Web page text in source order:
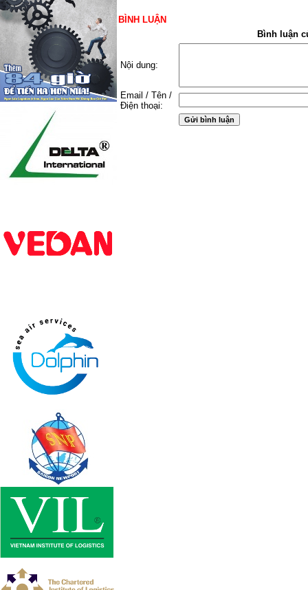
BÌNH LUẬN
Bình luận
Nội dung:
Email / Tên /
Điện thoại: